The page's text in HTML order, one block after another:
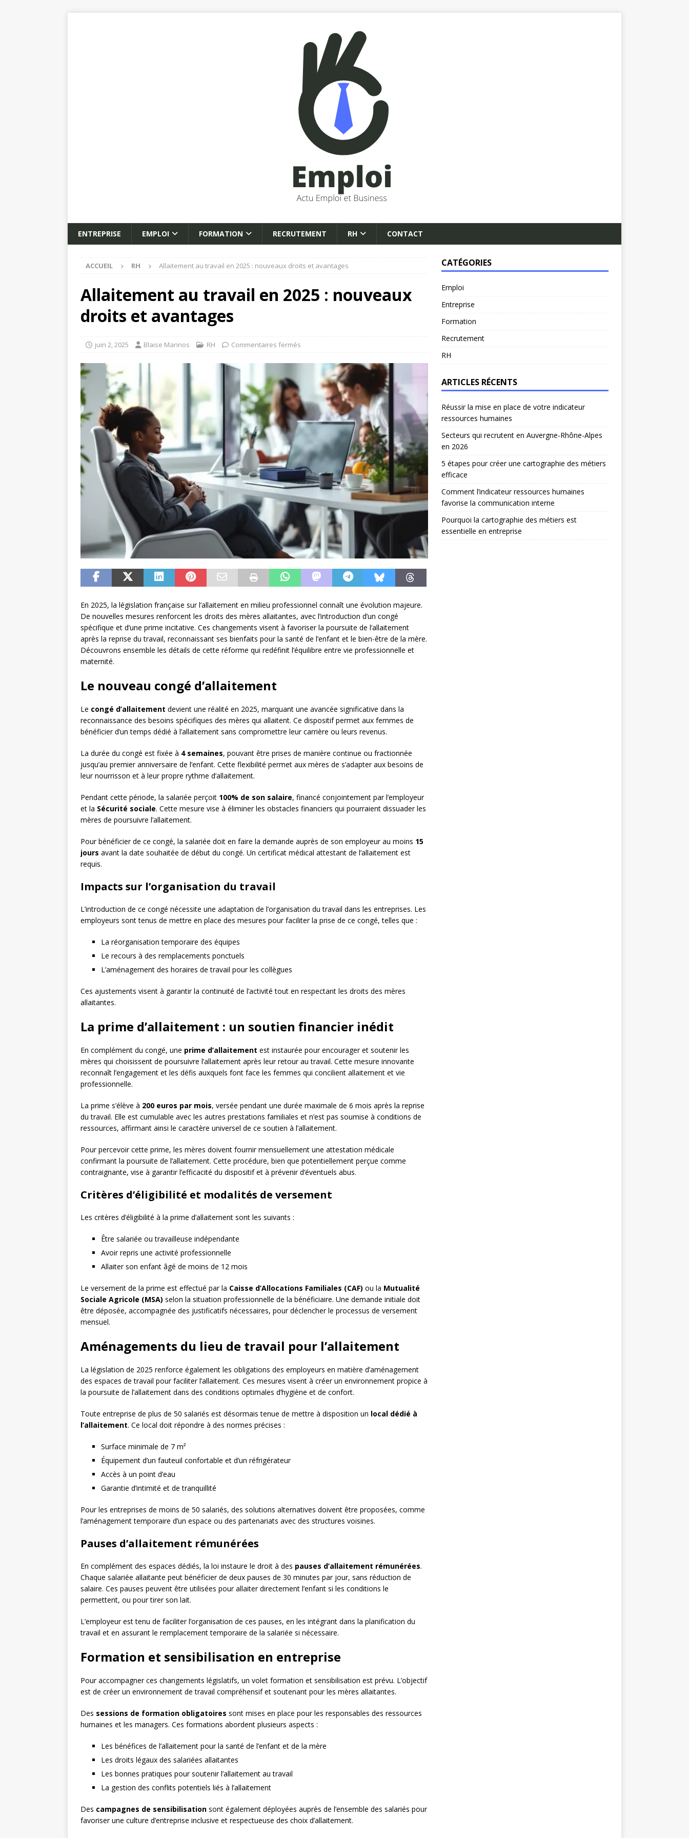
ENTREPRISE EMPLOI FORMATION RECRUTEMENT RH CONTACT
ACCUEIL RH Allaitement au travail en 2025 : nouveaux droits et avantages
Allaitement au travail en 2025 : nouveaux
droits et avantages
juin 2, 2025 Blaise Marinos RH Commentaires fermés
En 2025, la législation française sur l’allaitement en milieu professionnel connaît une évolution majeure.
De nouvelles mesures renforcent les droits des mères allaitantes, avec l’introduction d’un congé
spécifique et d’une prime incitative. Ces changements visent à favoriser la poursuite de l’allaitement
après la reprise du travail, reconnaissant ses bienfaits pour la santé de l’enfant et le bien-être de la mère.
Découvrons ensemble les détails de cette réforme qui redéfinit l’équilibre entre vie professionnelle et
maternité.
Le nouveau congé d’allaitement
Le congé d’allaitement devient une réalité en 2025, marquant une avancée significative dans la
reconnaissance des besoins spécifiques des mères qui allaitent. Ce dispositif permet aux femmes de
bénéficier d’un temps dédié à l’allaitement sans compromettre leur carrière ou leurs revenus.
La durée du congé est fixée à 4 semaines, pouvant être prises de manière continue ou fractionnée
jusqu’au premier anniversaire de l’enfant. Cette flexibilité permet aux mères de s’adapter aux besoins de
leur nourrisson et à leur propre rythme d’allaitement.
Pendant cette période, la salariée perçoit 100% de son salaire, financé conjointement par l’employeur
et la Sécurité sociale. Cette mesure vise à éliminer les obstacles financiers qui pourraient dissuader les
mères de poursuivre l’allaitement.
Pour bénéficier de ce congé, la salariée doit en faire la demande auprès de son employeur au moins 15
jours avant la date souhaitée de début du congé. Un certificat médical attestant de l’allaitement est
requis.
Impacts sur l’organisation du travail
L’introduction de ce congé nécessite une adaptation de l’organisation du travail dans les entreprises. Les
employeurs sont tenus de mettre en place des mesures pour faciliter la prise de ce congé, telles que :
La réorganisation temporaire des équipes
Le recours à des remplacements ponctuels
L’aménagement des horaires de travail pour les collègues
Ces ajustements visent à garantir la continuité de l’activité tout en respectant les droits des mères
allaitantes.
La prime d’allaitement : un soutien financier inédit
En complément du congé, une prime d’allaitement est instaurée pour encourager et soutenir les
mères qui choisissent de poursuivre l’allaitement après leur retour au travail. Cette mesure innovante
reconnaît l’engagement et les défis auxquels font face les femmes qui concilient allaitement et vie
professionnelle.
La prime s’élève à 200 euros par mois, versée pendant une durée maximale de 6 mois après la reprise
du travail. Elle est cumulable avec les autres prestations familiales et n’est pas soumise à conditions de
ressources, affirmant ainsi le caractère universel de ce soutien à l’allaitement.
Pour percevoir cette prime, les mères doivent fournir mensuellement une attestation médicale
confirmant la poursuite de l’allaitement. Cette procédure, bien que potentiellement perçue comme
contraignante, vise à garantir l’efficacité du dispositif et à prévenir d’éventuels abus.
Critères d’éligibilité et modalités de versement
Les critères d’éligibilité à la prime d’allaitement sont les suivants :
Être salariée ou travailleuse indépendante
Avoir repris une activité professionnelle
Allaiter son enfant âgé de moins de 12 mois
Le versement de la prime est effectué par la Caisse d’Allocations Familiales (CAF) ou la Mutualité
Sociale Agricole (MSA) selon la situation professionnelle de la bénéficiaire. Une demande initiale doit
être déposée, accompagnée des justificatifs nécessaires, pour déclencher le processus de versement
mensuel.
Aménagements du lieu de travail pour l’allaitement
La législation de 2025 renforce également les obligations des employeurs en matière d’aménagement
des espaces de travail pour faciliter l’allaitement. Ces mesures visent à créer un environnement propice à
la poursuite de l’allaitement dans des conditions optimales d’hygiène et de confort.
Toute entreprise de plus de 50 salariés est désormais tenue de mettre à disposition un local dédié à
l’allaitement. Ce local doit répondre à des normes précises :
Surface minimale de 7 m²
Équipement d’un fauteuil confortable et d’un réfrigérateur
Accès à un point d’eau
Garantie d’intimité et de tranquillité
Pour les entreprises de moins de 50 salariés, des solutions alternatives doivent être proposées, comme
l’aménagement temporaire d’un espace ou des partenariats avec des structures voisines.
Pauses d’allaitement rémunérées
En complément des espaces dédiés, la loi instaure le droit à des pauses d’allaitement rémunérées.
Chaque salariée allaitante peut bénéficier de deux pauses de 30 minutes par jour, sans réduction de
salaire. Ces pauses peuvent être utilisées pour allaiter directement l’enfant si les conditions le
permettent, ou pour tirer son lait.
L’employeur est tenu de faciliter l’organisation de ces pauses, en les intégrant dans la planification du
travail et en assurant le remplacement temporaire de la salariée si nécessaire.
Formation et sensibilisation en entreprise
Pour accompagner ces changements législatifs, un volet formation et sensibilisation est prévu. L’objectif
est de créer un environnement de travail compréhensif et soutenant pour les mères allaitantes.
Des sessions de formation obligatoires sont mises en place pour les responsables des ressources
humaines et les managers. Ces formations abordent plusieurs aspects :
Les bénéfices de l’allaitement pour la santé de l’enfant et de la mère
Les droits légaux des salariées allaitantes
Les bonnes pratiques pour soutenir l’allaitement au travail
La gestion des conflits potentiels liés à l’allaitement
Des campagnes de sensibilisation sont également déployées auprès de l’ensemble des salariés pour
favoriser une culture d’entreprise inclusive et respectueuse des choix d’allaitement.
CATÉGORIES
Emploi
Entreprise
Formation
Recrutement
RH
ARTICLES RÉCENTS
Réussir la mise en place de votre indicateur
ressources humaines
Secteurs qui recrutent en Auvergne-Rhône-Alpes
en 2026
5 étapes pour créer une cartographie des métiers
efficace
Comment l’indicateur ressources humaines
favorise la communication interne
Pourquoi la cartographie des métiers est
essentielle en entreprise